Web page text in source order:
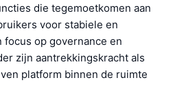
die tegemoetkomen aan
voor stabiele en
op governance en
zijn aantrekkingskracht als
platform binnen de ruimte